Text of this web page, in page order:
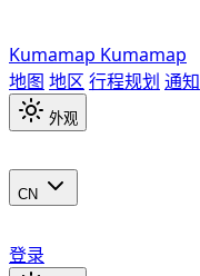
Kumamap Kumamap
地图 地区 行程规划 通知
外观
CN
登录